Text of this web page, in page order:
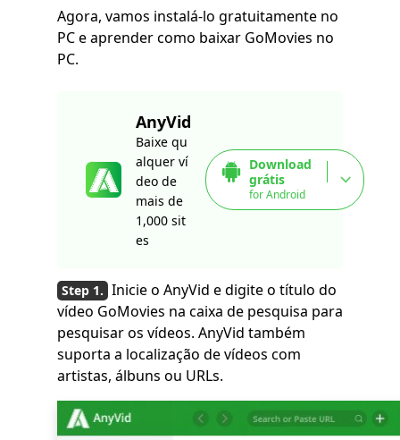
Agora, vamos instalá-lo gratuitamente no
PC e aprender como baixar GoMovies no
PC.
AnyVid
Baixe qu
alquer ví
deo de
mais de
1,000 sit
es
Download
grátis
for Android
Inicie o AnyVid e digite o título do
vídeo GoMovies na caixa de pesquisa para
pesquisar os vídeos. AnyVid também
suporta a localização de vídeos com
artistas, álbuns ou URLs.